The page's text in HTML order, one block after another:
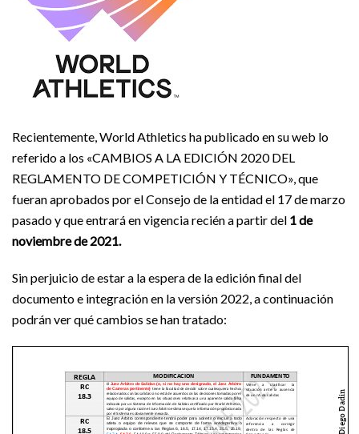
Recientemente, World Athletics ha publicado en su web lo
referido a los «CAMBIOS A LA EDICIÓN 2020 DEL
REGLAMENTO DE COMPETICIÓN Y TÉCNICO», que
fueran aprobados por el Consejo de la entidad el 17 de marzo
pasado y que entrará en vigencia recién a partir del 1 de
noviembre de 2021.
Sin perjuicio de estar a la espera de la edición final del
documento e integración en la versión 2022, a continuación
podrán ver qué cambios se han tratado: